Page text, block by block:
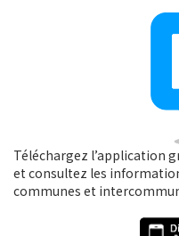
Téléchargez l’application
et consultez les
communes et